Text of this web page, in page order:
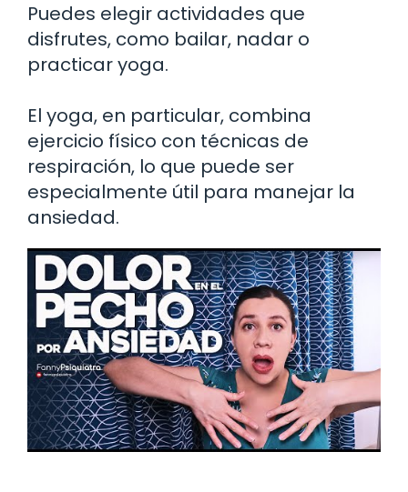
Puedes elegir actividades que
disfrutes, como bailar, nadar o
practicar yoga.
El yoga, en particular, combina
ejercicio físico con técnicas de
respiración, lo que puede ser
especialmente útil para manejar la
ansiedad.